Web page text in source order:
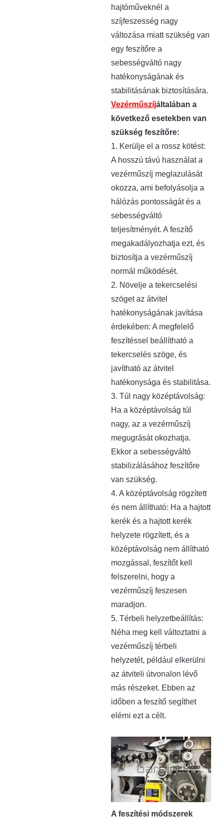
hajtóműveknél a
szíjfeszesség nagy
változása miatt szükség van
egy feszítőre a
sebességváltó nagy
hatékonyságának és
stabilitásának biztosítására.
Vezérműszíjáltalában a
következő esetekben van
szükség feszítőre:
1. Kerülje el a rossz kötést:
A hosszú távú használat a
vezérműszíj meglazulását
okozza, ami befolyásolja a
hálózás pontosságát és a
sebességváltó
teljesítményét. A feszítő
megakadályozhatja ezt, és
biztosítja a vezérműszíj
normál működését.
2. Növelje a tekercselési
szöget az átvitel
hatékonyságának javítása
érdekében: A megfelelő
feszítéssel beállítható a
tekercselés szöge, és
javítható az átvitel
hatékonysága és stabilitása.
3. Túl nagy középtávolság:
Ha a középtávolság túl
nagy, az a vezérműszíj
megugrását okozhatja.
Ekkor a sebességváltó
stabilizálásához feszítőre
van szükség.
4. A középtávolság rögzített
és nem állítható: Ha a hajtott
kerék és a hajtott kerék
helyzete rögzített, és a
középtávolság nem állítható
mozgással, feszítőt kell
felszerelni, hogy a
vezérműszíj feszesen
maradjon.
5. Térbeli helyzetbeállítás:
Néha meg kell változtatni a
vezérműszíj térbeli
helyzetét, például elkerülni
az átviteli útvonalon lévő
más részeket. Ebben az
időben a feszítő segíthet
elérni ezt a célt.
A feszítési módszerek